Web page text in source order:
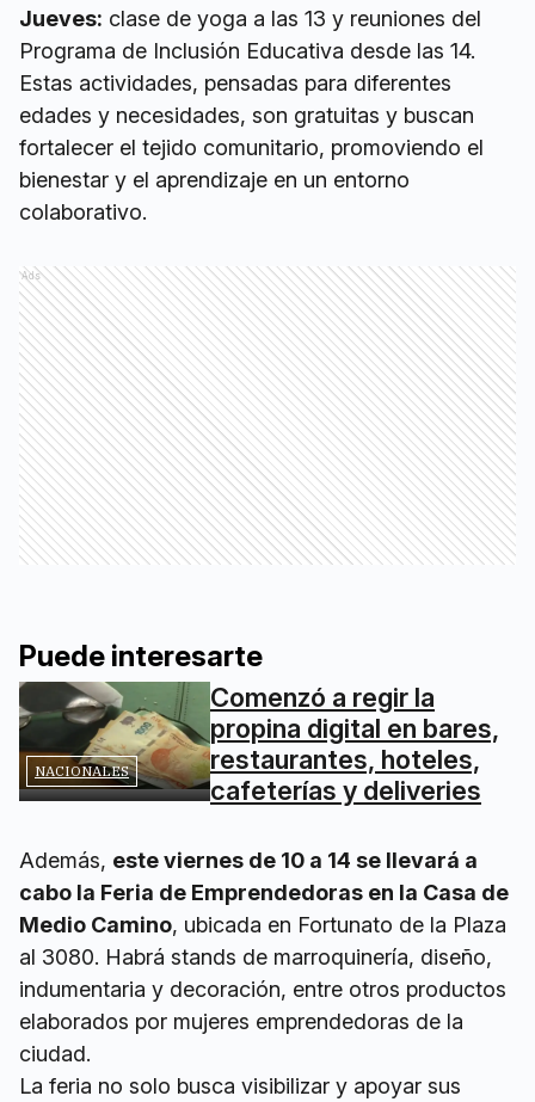
Jueves: clase de yoga a las 13 y reuniones del
Programa de Inclusión Educativa desde las 14.
Estas actividades, pensadas para diferentes
edades y necesidades, son gratuitas y buscan
fortalecer el tejido comunitario, promoviendo el
bienestar y el aprendizaje en un entorno
colaborativo.
Ads
Puede interesarte
NACIONALES
Comenzó a regir la
propina digital en bares,
restaurantes, hoteles,
cafeterías y deliveries
Además, este viernes de 10 a 14 se llevará a
cabo la Feria de Emprendedoras en la Casa de
Medio Camino, ubicada en Fortunato de la Plaza
al 3080. Habrá stands de marroquinería, diseño,
indumentaria y decoración, entre otros productos
elaborados por mujeres emprendedoras de la
ciudad.
La feria no solo busca visibilizar y apoyar sus